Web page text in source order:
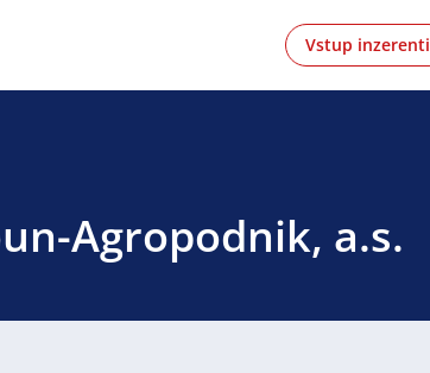
Vstup inzerenti
Agropodnik, a.s.